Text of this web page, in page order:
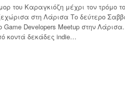
του Καραγκιόζη μέχρι τον τρόμο
στη Λάρισα Το δεύτερο
Game Developers Meetup στην
κοντά δεκάδες indie…